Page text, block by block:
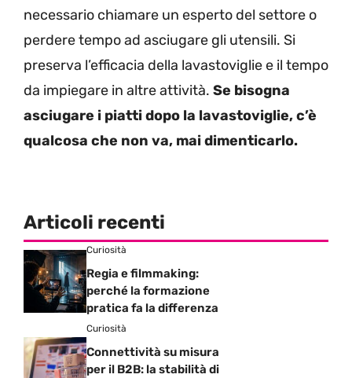
necessario chiamare un esperto del settore o
perdere tempo ad asciugare gli utensili. Si
preserva l’efficacia della lavastoviglie e il tempo
da impiegare in altre attività. Se bisogna
asciugare i piatti dopo la lavastoviglie, c’è
qualcosa che non va, mai dimenticarlo.
Articoli recenti
Curiosità
Regia e filmmaking:
perché la formazione
pratica fa la differenza
Curiosità
Connettività su misura
per il B2B: la stabilità di